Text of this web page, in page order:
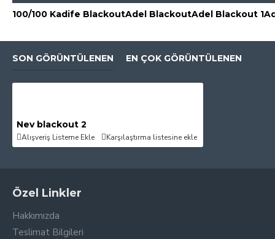
100/100 Kadife BlackoutAdel BlackoutAdel Blackout 1
SON GÖRÜNTÜLENEN EN ÇOK GÖRÜNTÜLENEN
Nev blackout 2
Alışveriş Listeme Ekle Karşılaştırma listesine ekle
Özel Linkler
Hakkımızda
Teslimat Bilgileri